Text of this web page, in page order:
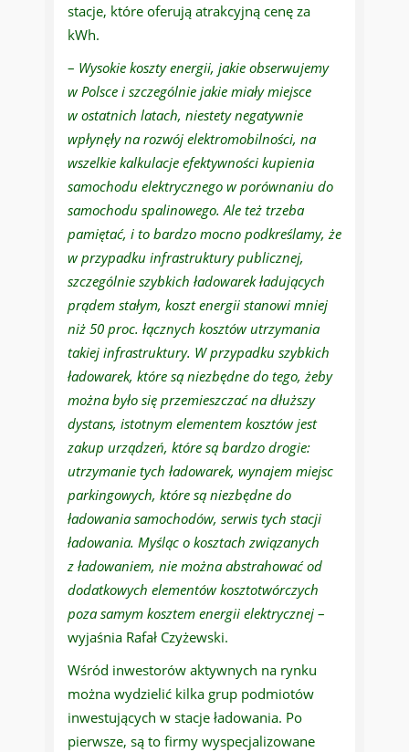
stacje, które oferują atrakcyjną cenę za
kWh.
– Wysokie koszty energii, jakie obserwujemy
w Polsce i szczególnie jakie miały miejsce
w ostatnich latach, niestety negatywnie
wpłynęły na rozwój elektromobilności, na
wszelkie kalkulacje efektywności kupienia
samochodu elektrycznego w porównaniu do
samochodu spalinowego. Ale też trzeba
pamiętać, i to bardzo mocno podkreślamy, że
w przypadku infrastruktury publicznej,
szczególnie szybkich ładowarek ładujących
prądem stałym, koszt energii stanowi mniej
niż 50 proc. łącznych kosztów utrzymania
takiej infrastruktury. W przypadku szybkich
ładowarek, które są niezbędne do tego, żeby
można było się przemieszczać na dłuższy
dystans, istotnym elementem kosztów jest
zakup urządzeń, które są bardzo drogie:
utrzymanie tych ładowarek, wynajem miejsc
parkingowych, które są niezbędne do
ładowania samochodów, serwis tych stacji
ładowania. Myśląc o kosztach związanych
z ładowaniem, nie można abstrahować od
dodatkowych elementów kosztotwórczych
poza samym kosztem energii elektrycznej –
wyjaśnia Rafał Czyżewski.
Wśród inwestorów aktywnych na rynku
można wydzielić kilka grup podmiotów
inwestujących w stacje ładowania. Po
pierwsze, są to firmy wyspecjalizowane